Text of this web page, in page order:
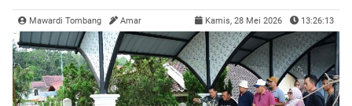
Mawardi Tombang Amar Kamis, 28 Mei 2026 13:26:13